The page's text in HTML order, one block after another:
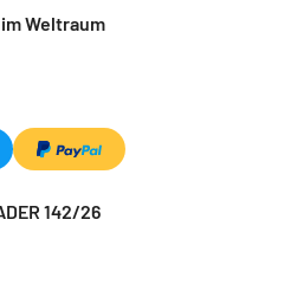
Weltraum
142/26